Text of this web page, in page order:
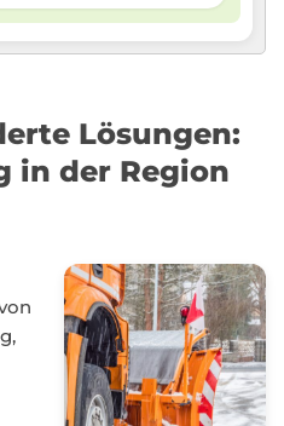
Lösungen:
in der Region